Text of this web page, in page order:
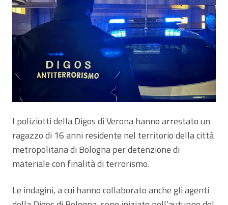
I poliziotti della Digos di Verona hanno arrestato un
ragazzo di 16 anni residente nel territorio della città
metropolitana di Bologna per detenzione di
materiale con finalità di terrorismo.
Le indagini, a cui hanno collaborato anche gli agenti